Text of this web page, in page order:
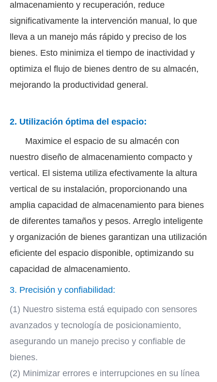
almacenamiento y recuperación, reduce
significativamente la intervención manual, lo que
lleva a un manejo más rápido y preciso de los
bienes. Esto minimiza el tiempo de inactividad y
optimiza el flujo de bienes dentro de su almacén,
mejorando la productividad general.
2. Utilización óptima del espacio:
Maximice el espacio de su almacén con
nuestro diseño de almacenamiento compacto y
vertical. El sistema utiliza efectivamente la altura
vertical de su instalación, proporcionando una
amplia capacidad de almacenamiento para bienes
de diferentes tamaños y pesos. Arreglo inteligente
y organización de bienes garantizan una utilización
eficiente del espacio disponible, optimizando su
capacidad de almacenamiento.
3. Precisión y confiabilidad:
(1) Nuestro sistema está equipado con sensores
avanzados y tecnología de posicionamiento,
asegurando un manejo preciso y confiable de
bienes.
(2) Minimizar errores e interrupciones en su línea